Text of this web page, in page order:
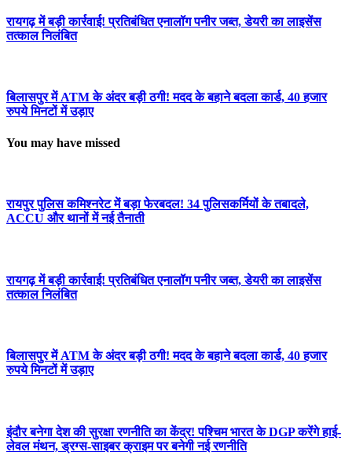
रायगढ़ में बड़ी कार्रवाई! प्रतिबंधित एनालॉग पनीर जब्त, डेयरी का लाइसेंस
तत्काल निलंबित
बिलासपुर में ATM के अंदर बड़ी ठगी! मदद के बहाने बदला कार्ड, 40 हजार
रुपये मिनटों में उड़ाए
You may have missed
रायपुर पुलिस कमिश्नरेट में बड़ा फेरबदल! 34 पुलिसकर्मियों के तबादले,
ACCU और थानों में नई तैनाती
रायगढ़ में बड़ी कार्रवाई! प्रतिबंधित एनालॉग पनीर जब्त, डेयरी का लाइसेंस
तत्काल निलंबित
बिलासपुर में ATM के अंदर बड़ी ठगी! मदद के बहाने बदला कार्ड, 40 हजार
रुपये मिनटों में उड़ाए
इंदौर बनेगा देश की सुरक्षा रणनीति का केंद्र! पश्चिम भारत के DGP करेंगे हाई-
लेवल मंथन, ड्रग्स-साइबर क्राइम पर बनेगी नई रणनीति